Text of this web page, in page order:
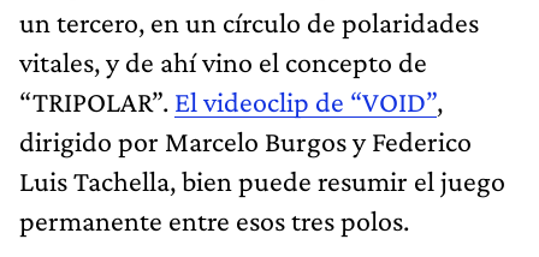
un tercero, en un círculo de polaridades
vitales, y de ahí vino el concepto de
“TRIPOLAR”. El videoclip de “VOID”,
dirigido por Marcelo Burgos y Federico
Luis Tachella, bien puede resumir el juego
permanente entre esos tres polos.